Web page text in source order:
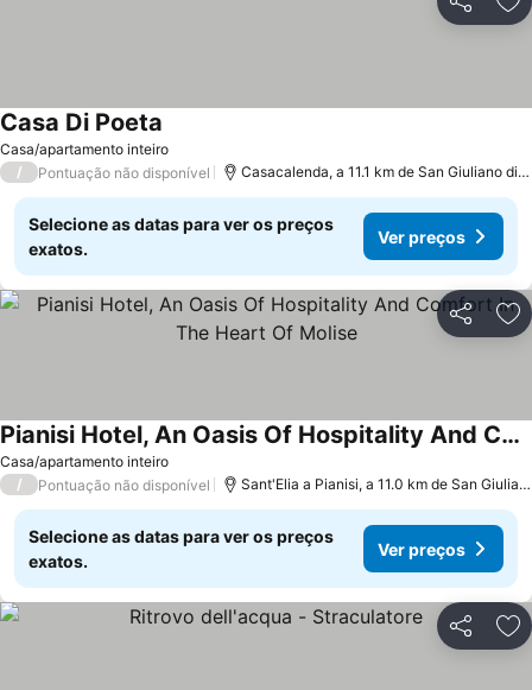
Partilhar
Casa/apartamento inteiro
Casa Di Poeta
/ Pontuação não disponível Casacalenda, a 11.1 km de San Giuliano di Puglia
Selecione as datas para ver os preços
exatos.
Ver preços
Partilhar
Casa/apartamento inteiro
Pianisi Hotel, An Oasis Of Hospitality And Comfort In The Heart Of Molise
/ Pontuação não disponível Sant'Elia a Pianisi, a 11.0 km de San Giuliano di Puglia
Selecione as datas para ver os preços
exatos.
Ver preços
Partilhar